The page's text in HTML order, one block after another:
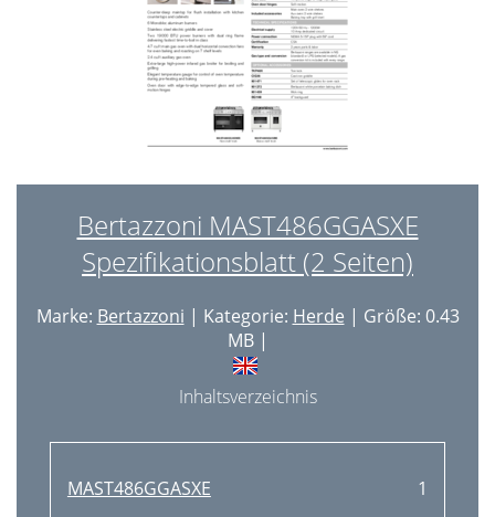
Bertazzoni MAST486GGASXE
Spezifikationsblatt (2 Seiten)
Marke: Bertazzoni | Kategorie: Herde | Größe: 0.43
MB |
Inhaltsverzeichnis
MAST486GGASXE 1